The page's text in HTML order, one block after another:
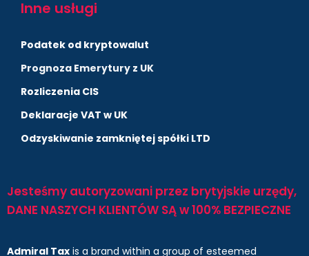
Inne usługi
Podatek od kryptowalut
Prognoza Emerytury z UK
Rozliczenia CIS
Deklaracje VAT w UK
Odzyskiwanie zamkniętej spółki LTD
Jesteśmy autoryzowani przez brytyjskie urzędy,
DANE NASZYCH KLIENTÓW SĄ w 100% BEZPIECZNE
Admiral Tax is a brand within a group of esteemed